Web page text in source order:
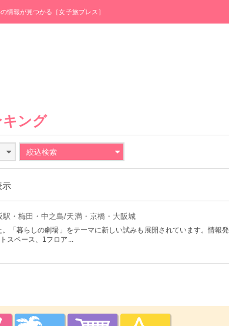
情報が見つかる［女子旅プレス］
キング
絞込検索
示
駅・梅田・中之島/天満・京橋・大阪城
「暮らしの劇場」をテーマに新しい試みも展開されています。情報発
スペース、1フロア...